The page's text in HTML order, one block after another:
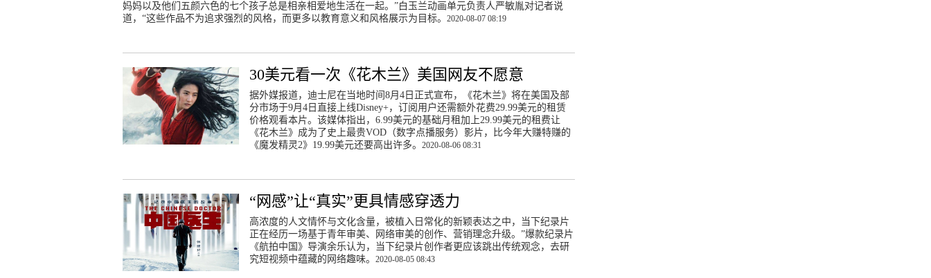
妈妈以及他们五颜六色的七个孩子总是相亲相爱地生活在一起。”白玉兰动画单元负责人严敏胤对记者说
道，“这些作品不为追求强烈的风格，而更多以教育意义和风格展示为目标。 2020-08-07 08:19
30美元看一次《花木兰》美国网友不愿意
据外媒报道，迪士尼在当地时间8月4日正式宣布，《花木兰》将在美国及部
分市场于9月4日直接上线Disney+，订阅用户还需额外花费29.99美元的租赁
价格观看本片。该媒体指出，6.99美元的基础月租加上29.99美元的租费让
《花木兰》成为了史上最贵VOD（数字点播服务）影片，比今年大赚特赚的
《魔发精灵2》19.99美元还要高出许多。2020-08-06 08:31
“网感”让“真实”更具情感穿透力
高浓度的人文情怀与文化含量，被植入日常化的新颖表达之中，当下纪录片
正在经历一场基于青年审美、网络审美的创作、营销理念升级。”爆款纪录片
《航拍中国》导演余乐认为，当下纪录片创作者更应该跳出传统观念，去研
究短视频中蕴藏的网络趣味。2020-08-05 08:43